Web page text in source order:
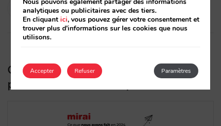
Diego Varela
28/01/2025
Ce que nous avons fait en 2024 qui
peut améliorer votre quotidien
analytiques ou publicitaires avec des tiers.
En cliquantici, vous pouvez gérer votre consentement et
trouver plus d'informations sur les cookies que nous
utilisons.
Accepter Paramètres
Refuser